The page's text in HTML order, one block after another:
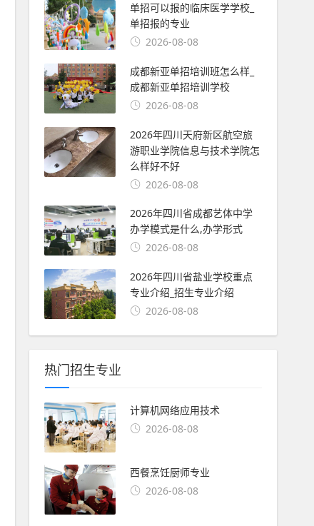
单招可以报的临床医学学校_
单招报的专业
2026-08-08
成都新亚单招培训班怎么样_
成都新亚单招培训学校
2026-08-08
2026年四川天府新区航空旅
游职业学院信息与技术学院怎
么样好不好
2026-08-08
2026年四川省成都艺体中学
办学模式是什么,办学形式
2026-08-08
2026年四川省盐业学校重点
专业介绍_招生专业介绍
2026-08-08
热门招生专业
计算机网络应用技术
2026-08-08
西餐烹饪厨师专业
2026-08-08